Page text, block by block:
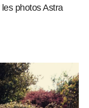
photos Astra